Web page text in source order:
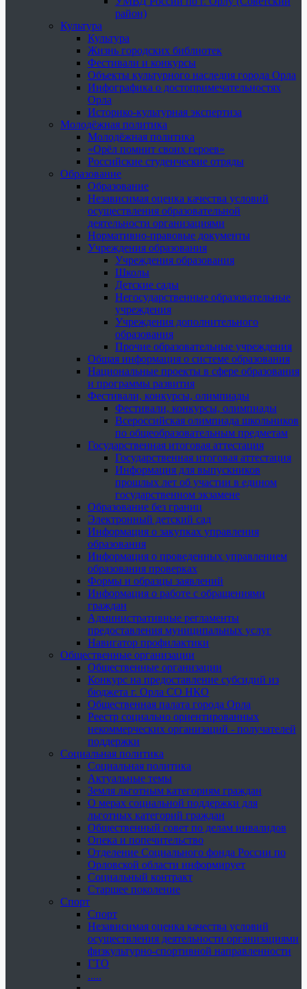
район)
Культура
Культура
Жизнь городских библиотек
Фестивали и конкурсы
Объекты культурного наследия города Орла
Инфографика о достопримечательностях
Орла
Историко-культурная экспертиза
Молодёжная политика
Молодёжная политика
«Орёл помнит своих героев»
Российские студенческие отряды
Образование
Образование
Независимая оценка качества условий
осуществления образовательной
деятельности организациями
Нормативно-правовые документы
Учреждения образования
Учреждения образования
Школы
Детские сады
Негосударственные образовательные
учреждения
Учреждения дополнительного
образования
Прочие образовательные учреждения
Общая информация о системе образования
Национальные проекты в сфере образования
и программы развития
Фестивали, конкурсы, олимпиады
Фестивали, конкурсы, олимпиады
Всероссийская олимпиада школьников
по общеобразовательным предметам
Государственная итоговая аттестация
Государственная итоговая аттестация
Информация для выпускников
прошлых лет об участии в едином
государственном экзамене
Образование без границ
Электронный детский сад
Информация о закупках управления
образования
Информация о проведенных управлением
образования проверках
Формы и образцы заявлений
Информация о работе с обращениями
граждан
Административные регламенты
предоставления муниципальных услуг
Навигатор профилактики
Общественные организации
Общественные организации
Конкурс на предоставление субсидий из
бюджета г. Орла СО НКО
Общественная палата города Орла
Реестр социально ориентированных
некоммерческих организаций - получателей
поддержки
Социальная политика
Социальная политика
Актуальные темы
Земля льготным категориям граждан
О мерах социальной поддержки для
льготных категорий граждан
Общественный совет по делам инвалидов
Опека и попечительство
Отделение Социального фонда России по
Орловской области информирует
Социальный контракт
Старшее поколение
Спорт
Спорт
Независимая оценка качества условий
осуществления деятельности организациями
физкультурно-спортивной направленности
ГТО
.....